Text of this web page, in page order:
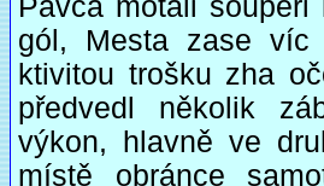
Pávča motali
gól, Mesta zase víc
ktivitou trošku zha
předvedl několik
výkon, hlavně ve
místě obránce